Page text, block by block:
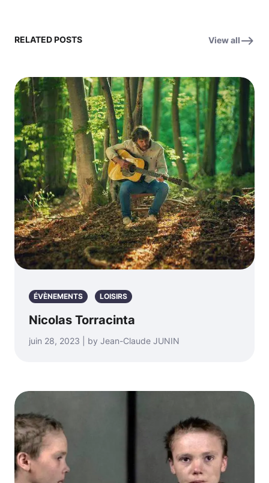
RELATED POSTS View all
ÉVÈNEMENTS LOISIRS
Nicolas Torracinta
juin 28, 2023 | by Jean-Claude JUNIN